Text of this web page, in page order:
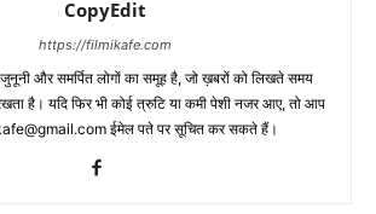
CopyEdit
https://filmikafe.com
और समर्पित लोगों का समूह है, जो ख़बरों को लिखते समय
है। यदि फिर भी कोई त्रुटि या कमी पेशी नजर आए, तो आप
ईमेल पते पर सूचित कर सकते हैं।